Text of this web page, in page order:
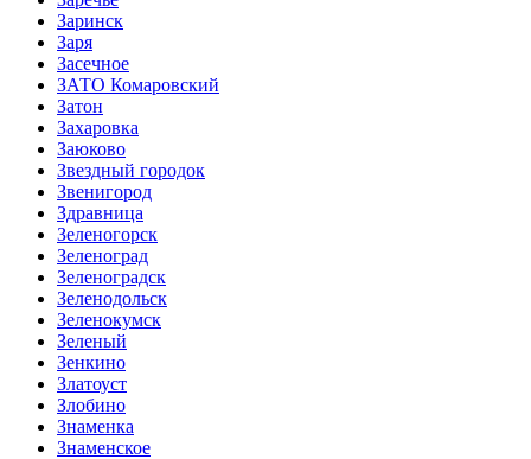
Заринск
Заря
Засечное
ЗАТО Комаровский
Затон
Захаровка
Заюково
Звездный городок
Звенигород
Здравница
Зеленогорск
Зеленоград
Зеленоградск
Зеленодольск
Зеленокумск
Зеленый
Зенкино
Златоуст
Злобино
Знаменка
Знаменское